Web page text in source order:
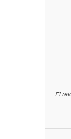
El